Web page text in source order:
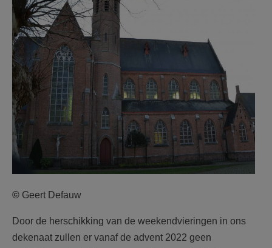
© Geert Defauw
Door de herschikking van de weekendvieringen in ons
dekenaat zullen er vanaf de advent 2022 geen